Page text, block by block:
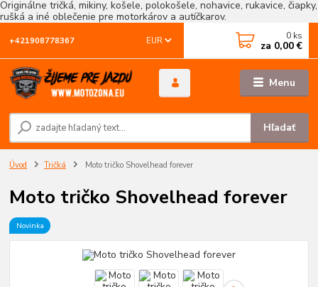
Originálne tričká, mikiny, košele, polokošele, nohavice, rukavice, čiapky,
rušká a iné oblečenie pre motorkárov a autíčkarov.
Menu
EUR
Hľadať
+421908778367 0 ks
za 0,00 €
Úvod Tričká Moto tričko Shovelhead forever
Moto tričko Shovelhead forever
Novinka